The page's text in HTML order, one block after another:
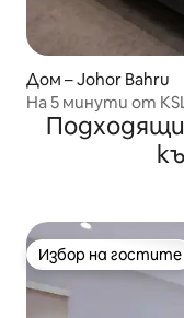
Дом – Johor Bahru
На 5 минути от
Mulan's House
Избор на гостите
Избор на гостите